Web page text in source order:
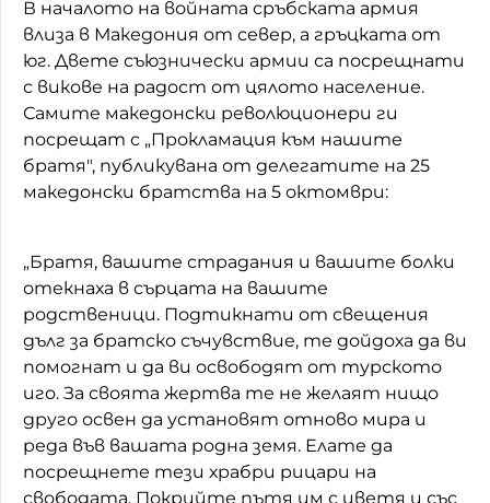
В началото на войната сръбската армия
влиза в Македония от север, а гръцката от
юг. Двете съюзнически армии са посрещнати
с викове на радост от цялото население.
Самите македонски революционери ги
посрещат с „Прокламация към нашите
братя", публикувана от делегатите на 25
македонски братства на 5 октомври:
„Братя, вашите страдания и вашите болки
отекнаха в сърцата на вашите
родственици. Подтикнати от свещения
дълг за братско съчувствие, те дойдоха да ви
помогнат и да ви освободят от турското
иго. За своята жертва те не желаят нищо
друго освен да установят отново мира и
реда във вашата родна земя. Елате да
посрещнете тези храбри рицари на
свободата. Покрийте пътя им с цветя и със